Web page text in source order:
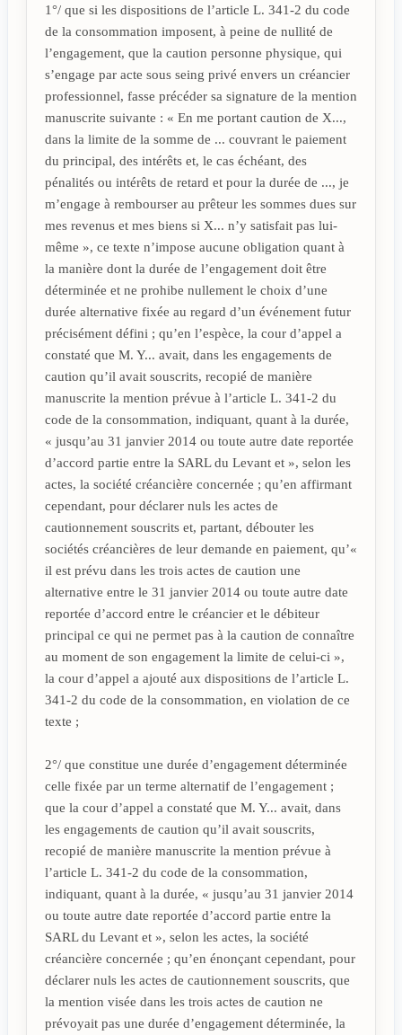
1°/ que si les dispositions de l’article L. 341-2 du code
de la consommation imposent, à peine de nullité de
l’engagement, que la caution personne physique, qui
s’engage par acte sous seing privé envers un créancier
professionnel, fasse précéder sa signature de la mention
manuscrite suivante : « En me portant caution de X...,
dans la limite de la somme de ... couvrant le paiement
du principal, des intérêts et, le cas échéant, des
pénalités ou intérêts de retard et pour la durée de ..., je
m’engage à rembourser au prêteur les sommes dues sur
mes revenus et mes biens si X... n’y satisfait pas lui-
même », ce texte n’impose aucune obligation quant à
la manière dont la durée de l’engagement doit être
déterminée et ne prohibe nullement le choix d’une
durée alternative fixée au regard d’un événement futur
précisément défini ; qu’en l’espèce, la cour d’appel a
constaté que M. Y... avait, dans les engagements de
caution qu’il avait souscrits, recopié de manière
manuscrite la mention prévue à l’article L. 341-2 du
code de la consommation, indiquant, quant à la durée,
« jusqu’au 31 janvier 2014 ou toute autre date reportée
d’accord partie entre la SARL du Levant et », selon les
actes, la société créancière concernée ; qu’en affirmant
cependant, pour déclarer nuls les actes de
cautionnement souscrits et, partant, débouter les
sociétés créancières de leur demande en paiement, qu’«
il est prévu dans les trois actes de caution une
alternative entre le 31 janvier 2014 ou toute autre date
reportée d’accord entre le créancier et le débiteur
principal ce qui ne permet pas à la caution de connaître
au moment de son engagement la limite de celui-ci »,
la cour d’appel a ajouté aux dispositions de l’article L.
341-2 du code de la consommation, en violation de ce
texte ;
2°/ que constitue une durée d’engagement déterminée
celle fixée par un terme alternatif de l’engagement ;
que la cour d’appel a constaté que M. Y... avait, dans
les engagements de caution qu’il avait souscrits,
recopié de manière manuscrite la mention prévue à
l’article L. 341-2 du code de la consommation,
indiquant, quant à la durée, « jusqu’au 31 janvier 2014
ou toute autre date reportée d’accord partie entre la
SARL du Levant et », selon les actes, la société
créancière concernée ; qu’en énonçant cependant, pour
déclarer nuls les actes de cautionnement souscrits, que
la mention visée dans les trois actes de caution ne
prévoyait pas une durée d’engagement déterminée, la